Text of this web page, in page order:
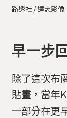
路透社 / 達志影像
早一步
除了這次布
貼畫，當年
一部分在更